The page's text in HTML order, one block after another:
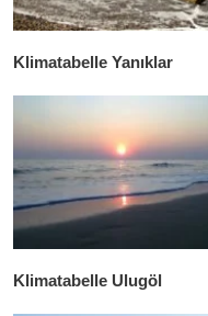
Klimatabelle Yanıklar
Klimatabelle Ulugöl